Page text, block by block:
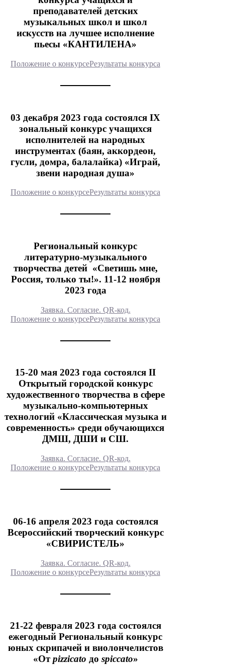
преподавателей детских
музыкальных школ и школ
искусств на лучшее исполнение
пьесы «КАНТИЛЕНА»
Положение о конкурсеРезультаты конкурса
03 декабря 2023 года состоялся IX
зональный конкурс учащихся
исполнителей на народных
инструментах (баян, аккордеон,
гусли, домра, балалайка) «Играй,
звени народная душа»
Положение о конкурсеРезультаты конкурса
Региональный конкурс
литературно-музыкального
творчества детей «Светишь мне,
Россия, только ты!». 11-12 ноября
2023 года
Заявка. Согласие. QR-код.
Положение о конкурсеРезультаты конкурса
15-20 мая 2023 года состоялся II
Открытый городской конкурс
художественного творчества в сфере
музыкально-компьютерных
технологий «Классическая музыка и
современность» среди обучающихся
ДМШ, ДШИ и СШ.
Заявка. Согласие. QR-код.
Положение о конкурсеРезультаты конкурса
06-16 апреля 2023 года состоялся
Всероссийский творческий конкурс
«СВИРИСТЕЛЬ»
Заявка. Согласие. QR-код.
Положение о конкурсеРезультаты конкурса
21-22 февраля 2023 года состоялся
ежегодный Региональный конкурс
юных скрипачей и виолончелистов
«Отpizzicato до spiccato»